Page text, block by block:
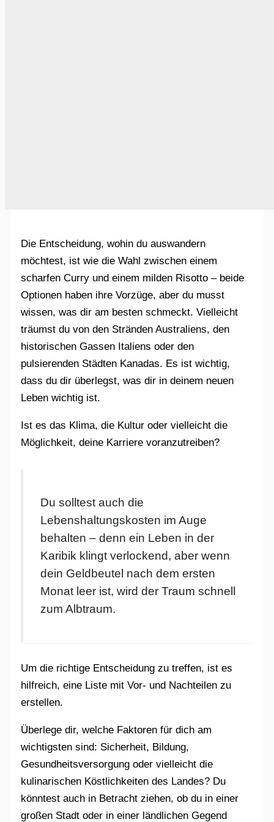
Die Entscheidung, wohin du auswandern
möchtest, ist wie die Wahl zwischen einem
scharfen Curry und einem milden Risotto – beide
Optionen haben ihre Vorzüge, aber du musst
wissen, was dir am besten schmeckt. Vielleicht
träumst du von den Stränden Australiens, den
historischen Gassen Italiens oder den
pulsierenden Städten Kanadas. Es ist wichtig,
dass du dir überlegst, was dir in deinem neuen
Leben wichtig ist.
Ist es das Klima, die Kultur oder vielleicht die
Möglichkeit, deine Karriere voranzutreiben?
Du solltest auch die
Lebenshaltungskosten im Auge
behalten – denn ein Leben in der
Karibik klingt verlockend, aber wenn
dein Geldbeutel nach dem ersten
Monat leer ist, wird der Traum schnell
zum Albtraum.
Um die richtige Entscheidung zu treffen, ist es
hilfreich, eine Liste mit Vor- und Nachteilen zu
erstellen.
Überlege dir, welche Faktoren für dich am
wichtigsten sind: Sicherheit, Bildung,
Gesundheitsversorgung oder vielleicht die
kulinarischen Köstlichkeiten des Landes? Du
könntest auch in Betracht ziehen, ob du in einer
großen Stadt oder in einer ländlichen Gegend